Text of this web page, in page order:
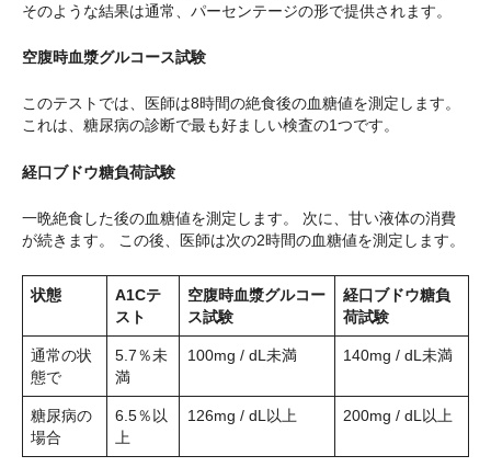
そのような結果は通常、パーセンテージの形で提供されます。
空腹時血漿グルコース試験
このテストでは、医師は8時間の絶食後の血糖値を測定します。
これは、糖尿病の診断で最も好ましい検査の1つです。
経口ブドウ糖負荷試験
一晩絶食した後の血糖値を測定します。 次に、甘い液体の消費
が続きます。 この後、医師は次の2時間の血糖値を測定します。
状態
A1Cテ
スト
空腹時血漿グルコー
ス試験
経口ブドウ糖負
荷試験
通常の状
態で
5.7％未
満
100mg / dL未満 140mg / dL未満
糖尿病の
場合
6.5％以
上
126mg / dL以上 200mg / dL以上